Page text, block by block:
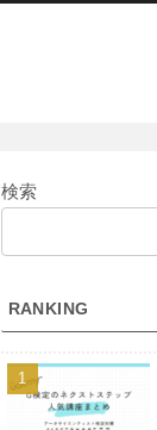
検索
RANKING